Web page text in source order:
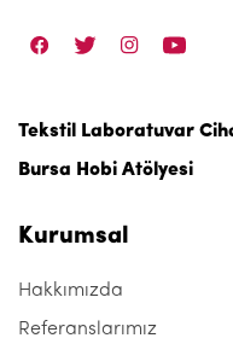
Tekstil Laboratuvar
Bursa Hobi Atölyesi
Kurumsal
Hakkımızda
Referanslarımız